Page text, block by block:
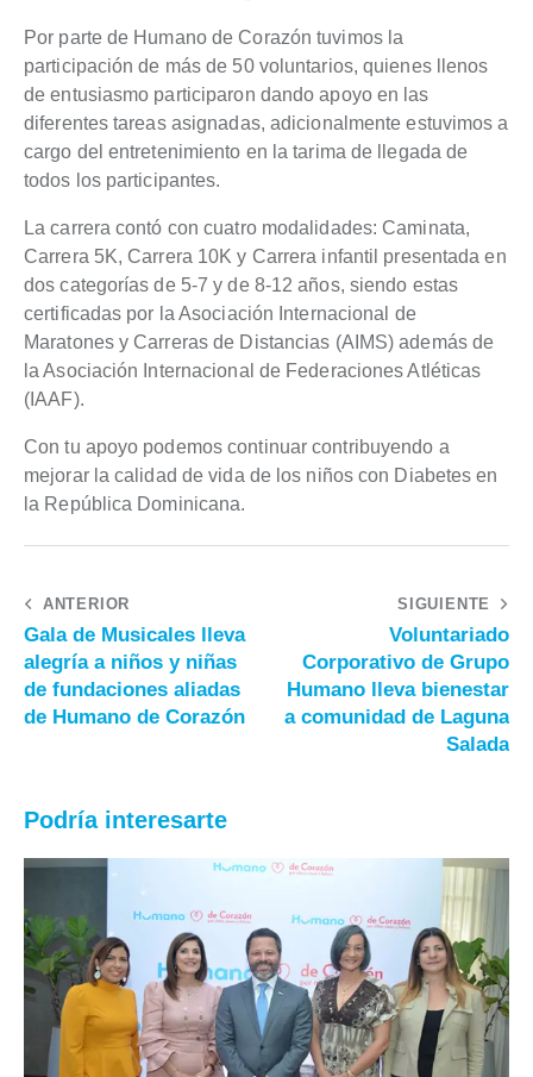
Por parte de Humano de Corazón tuvimos la
participación de más de 50 voluntarios, quienes llenos
de entusiasmo participaron dando apoyo en las
diferentes tareas asignadas, adicionalmente estuvimos a
cargo del entretenimiento en la tarima de llegada de
todos los participantes.
La carrera contó con cuatro modalidades: Caminata,
Carrera 5K, Carrera 10K y Carrera infantil presentada en
dos categorías de 5-7 y de 8-12 años, siendo estas
certificadas por la Asociación Internacional de
Maratones y Carreras de Distancias (AIMS) además de
la Asociación Internacional de Federaciones Atléticas
(IAAF).
Con tu apoyo podemos continuar contribuyendo a
mejorar la calidad de vida de los niños con Diabetes en
la República Dominicana.
ANTERIOR
Gala de Musicales lleva
alegría a niños y niñas
de fundaciones aliadas
de Humano de Corazón
SIGUIENTE
Voluntariado
Corporativo de Grupo
Humano lleva bienestar
a comunidad de Laguna
Salada
Podría interesarte